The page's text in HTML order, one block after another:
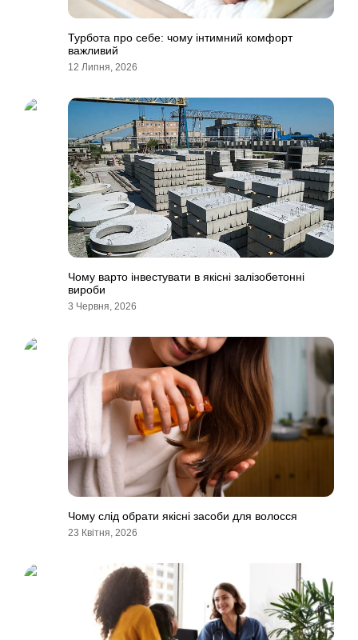
Турбота про себе: чому інтимний комфорт
важливий
12 Липня, 2026
Чому варто інвестувати в якісні залізобетонні
вироби
3 Червня, 2026
Чому слід обрати якісні засоби для волосся
23 Квітня, 2026